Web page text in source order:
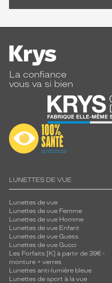
La confiance
vous va si bien
LUNETTES DE VUE
Lunettes de vue
Lunettes de vue Femme
Lunettes de vue Homme
Lunettes de vue Enfant
Lunettes de vue Guess
Lunettes de vue Gucci
Les Forfaits [K] à partir de 39€ -
monture + verres
Lunettes anti-lumière bleue
Lunettes de sport à la vue